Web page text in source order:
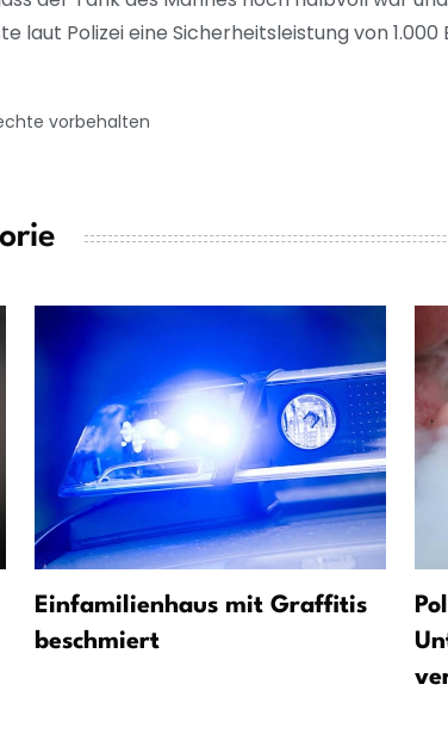
laut Polizei eine Sicherheitsleistung von
vorbehalten
Einfamilienhaus mit Graffitis
beschmiert